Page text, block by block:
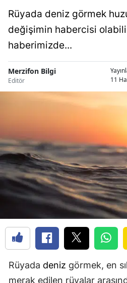
Rüyada deniz görmek
değişimin habercisi
haberimizde...
Merzifon Bilgi
Editör
11
Rüyada deniz görmek, en
merak edilen rüyalar